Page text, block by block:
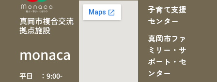
真岡市複合交流
拠点施設
monaca
平日 ：9:00-
子育て支援
センター
真岡市ファ
ミリー・サ
ポート・セ
ンター